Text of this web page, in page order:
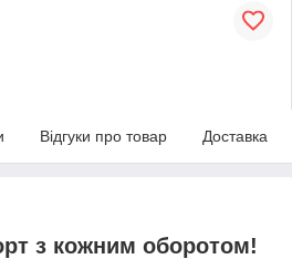
Відгуки про товар Доставка
з кожним оборотом!